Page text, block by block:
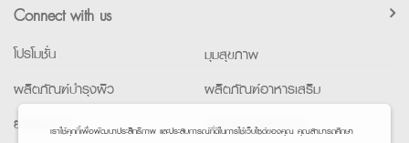
Connect with us
โปรโมชั่น
มุมสุขภาพ
ผลิตภัณฑ์บำรุงผิว
ผลิตภัณฑ์อาหารเสริม
ยาใช้เฉพาะที่
อุปกรณ์เพื่อสุขภาพ
เราใช้คุกกี้เพื่อพัฒนาประสิทธิภาพ และประสบการณ์ที่ดีในการใช้เว็บไซต์ของคุณ คุณสามารถศึกษา